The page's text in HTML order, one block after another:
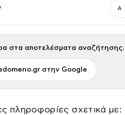
Α
στα αποτελέσματα αναζήτησης.
στην Google
πληροφορίες σχετικά με: